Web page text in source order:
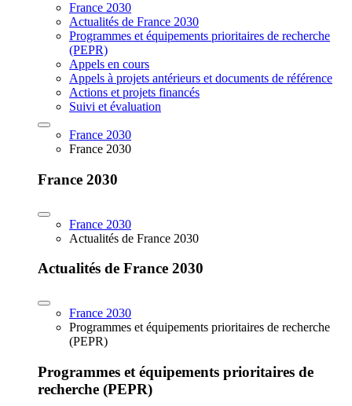
France 2030
Actualités de France 2030
Programmes et équipements prioritaires de recherche
(PEPR)
Appels en cours
Appels à projets antérieurs et documents de référence
Actions et projets financés
Suivi et évaluation
France 2030
France 2030
France 2030
France 2030
Actualités de France 2030
Actualités de France 2030
France 2030
Programmes et équipements prioritaires de recherche
(PEPR)
Programmes et équipements prioritaires de
recherche (PEPR)